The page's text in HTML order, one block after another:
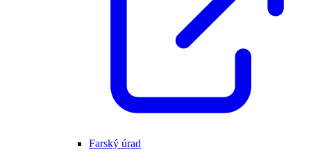
Farský úrad